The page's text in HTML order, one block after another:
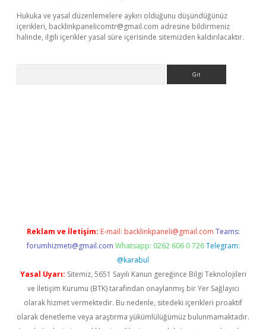
Hukuka ve yasal düzenlemelere aykırı olduğunu düşündüğünüz
içerikleri, backlinkpanelicomtr@gmail.com adresine bildirmeniz
halinde, ilgili içerikler yasal süre içerisinde sitemizden kaldırılacaktır.
Reklam ve İletişim: E-mail: backlinkpaneli@gmail.com Teams:
forumhizmeti@gmail.com Whatsapp: 0262 606 0 726 Telegram:
@karabul
Yasal Uyarı: Sitemiz, 5651 Sayılı Kanun gereğince Bilgi Teknolojileri
ve İletişim Kurumu (BTK) tarafından onaylanmış bir Yer Sağlayıcı
olarak hizmet vermektedir. Bu nedenle, sitedeki içerikleri proaktif
olarak denetleme veya araştırma yükümlülüğümüz bulunmamaktadır.